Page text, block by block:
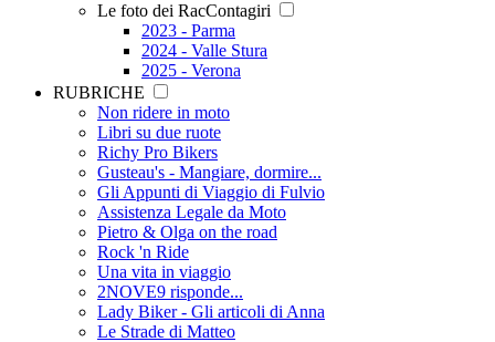
Le foto dei RacContagiri
2023 - Parma
2024 - Valle Stura
2025 - Verona
RUBRICHE
Non ridere in moto
Libri su due ruote
Richy Pro Bikers
Gusteau's - Mangiare, dormire...
Gli Appunti di Viaggio di Fulvio
Assistenza Legale da Moto
Pietro & Olga on the road
Rock 'n Ride
Una vita in viaggio
2NOVE9 risponde...
Lady Biker - Gli articoli di Anna
Le Strade di Matteo